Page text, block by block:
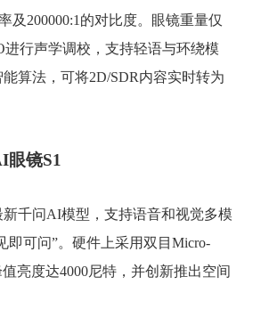
及200000:1的对比度。眼镜重量仅
进行声学调校，支持轻语与环绕模
算法，可将2D/SDR内容实时转为
眼镜S1
千问AI模型，支持语音和视觉多模
即可问”。硬件上采用双目Micro-
亮度达4000尼特，并创新推出空间